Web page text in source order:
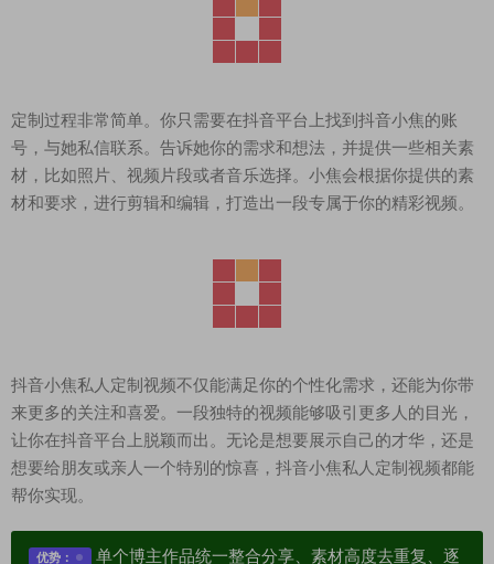
定制过程非常简单。你只需要在抖音平台上找到抖音小焦的账
号，与她私信联系。告诉她你的需求和想法，并提供一些相关素
材，比如照片、视频片段或者音乐选择。小焦会根据你提供的素
材和要求，进行剪辑和编辑，打造出一段专属于你的精彩视频。
抖音小焦私人定制视频不仅能满足你的个性化需求，还能为你带
来更多的关注和喜爱。一段独特的视频能够吸引更多人的目光，
让你在抖音平台上脱颖而出。无论是想要展示自己的才华，还是
想要给朋友或亲人一个特别的惊喜，抖音小焦私人定制视频都能
帮你实现。
优势：
单个博主作品统一整合分享、素材高度去重复、逐